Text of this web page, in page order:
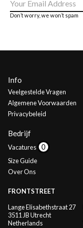
Don’t worry, we won’t spam
Info
Veelgestelde Vragen
Algemene Voorwaarden
Privacybeleid
Bedrijf
Vacatures
Size Guide
Over Ons
FRONTSTREET
Lange Elisabethstraat 27
3511 JB Utrecht
Netherlands